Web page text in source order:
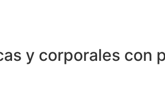
y corporales con